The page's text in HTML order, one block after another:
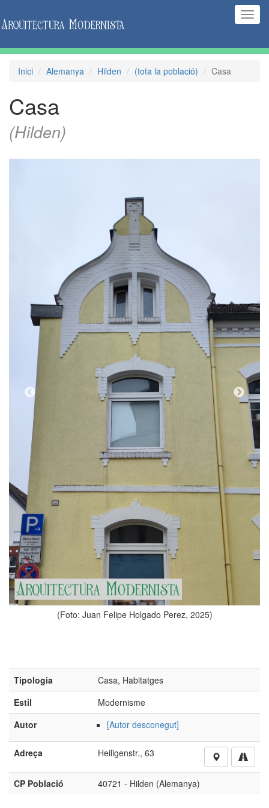
Inici Alemanya Hilden (tota la població) Casa
Casa
(Hilden)
Holgado Perez, 2025) (Foto: Juan
Tipologia
Casa, Habitatges
Estil
Modernisme
Autor
[Autor desconegut]
Adreça Heiligenstr., 63
CP Població 40721 - Hilden (Alemanya)